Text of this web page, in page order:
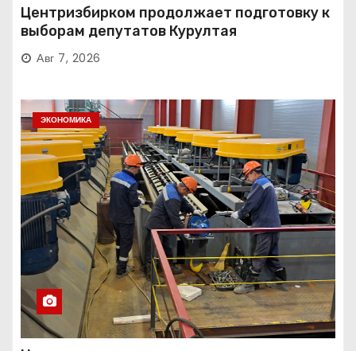
Центризбирком продолжает подготовку к
выборам депутатов Курултая
Авг 7, 2026
ЭКОНОМИКА